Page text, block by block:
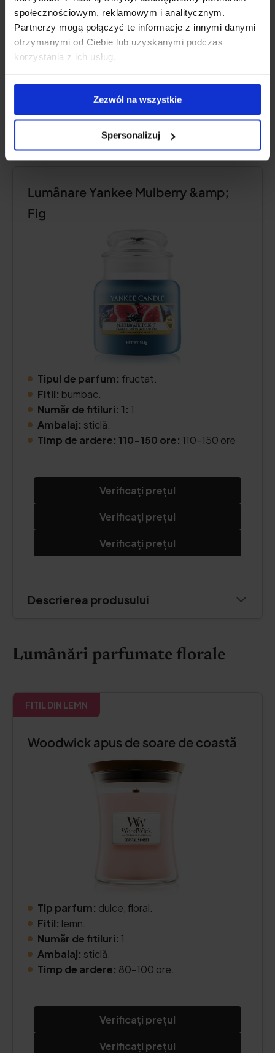
społecznościowym, reklamowym i analitycznym.
Partnerzy mogą połączyć te informacje z innymi danymi
otrzymanymi od Ciebie lub uzyskanymi podczas
korzystania z ich usług.
Zezwól na wszystkie
Spersonalizuj
Verificați prețul
Verificați prețul
Descrierea produsului
Lumânare Yankee Mulberry &amp;
Fig
Tipul de parfum: fructat.
Fitil: bumbac.
Număr de fitiluri: 1: 1.
Ambalaj: sticlă.
Timp de ardere: 110-150 ore: 110-150 ore
Verificați prețul
Verificați prețul
Verificați prețul
Descrierea produsului
Lumânări parfumate florale
FITIL DIN LEMN
Woodwick apus de soare de coastă
Tip parfum: dulce, floral.
Fitil: lemn.
Număr de fitiluri: 1.
Ambalaj: sticlă.
Timp de ardere: 80-100 ore.
Verificați prețul
Verificați prețul